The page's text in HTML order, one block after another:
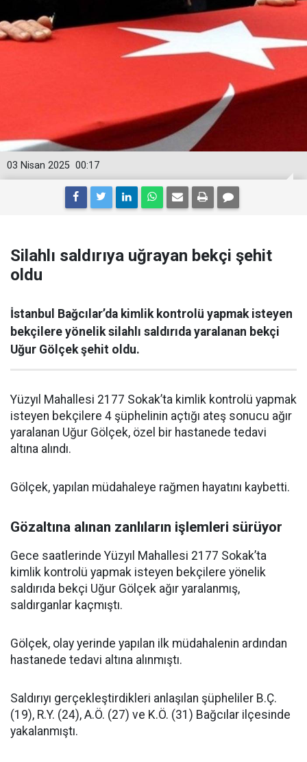
00:17
03 Nisan 2025
Silahlı saldırıya uğrayan bekçi şehit
oldu
İstanbul Bağcılar’da kimlik kontrolü yapmak isteyen
bekçilere yönelik silahlı saldırıda yaralanan bekçi
Uğur Gölçek şehit oldu.
Yüzyıl Mahallesi 2177 Sokak’ta kimlik kontrolü yapmak
isteyen bekçilere 4 şüphelinin açtığı ateş sonucu ağır
yaralanan Uğur Gölçek, özel bir hastanede tedavi
altına alındı.
Gölçek, yapılan müdahaleye rağmen hayatını kaybetti.
Gözaltına alınan zanlıların işlemleri sürüyor
Gece saatlerinde Yüzyıl Mahallesi 2177 Sokak’ta
kimlik kontrolü yapmak isteyen bekçilere yönelik
saldırıda bekçi Uğur Gölçek ağır yaralanmış,
saldırganlar kaçmıştı.
Gölçek, olay yerinde yapılan ilk müdahalenin ardından
hastanede tedavi altına alınmıştı.
Saldırıyı gerçekleştirdikleri anlaşılan şüpheliler B.Ç.
(19), R.Y. (24), A.Ö. (27) ve K.Ö. (31) Bağcılar ilçesinde
yakalanmıştı.